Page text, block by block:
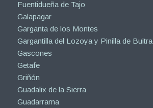
Fuentidueña de Tajo
Galapagar
Garganta de los Montes
Gargantilla del Lozoya y Pinilla de
Gascones
Getafe
Griñón
Guadalix de la Sierra
Guadarrama